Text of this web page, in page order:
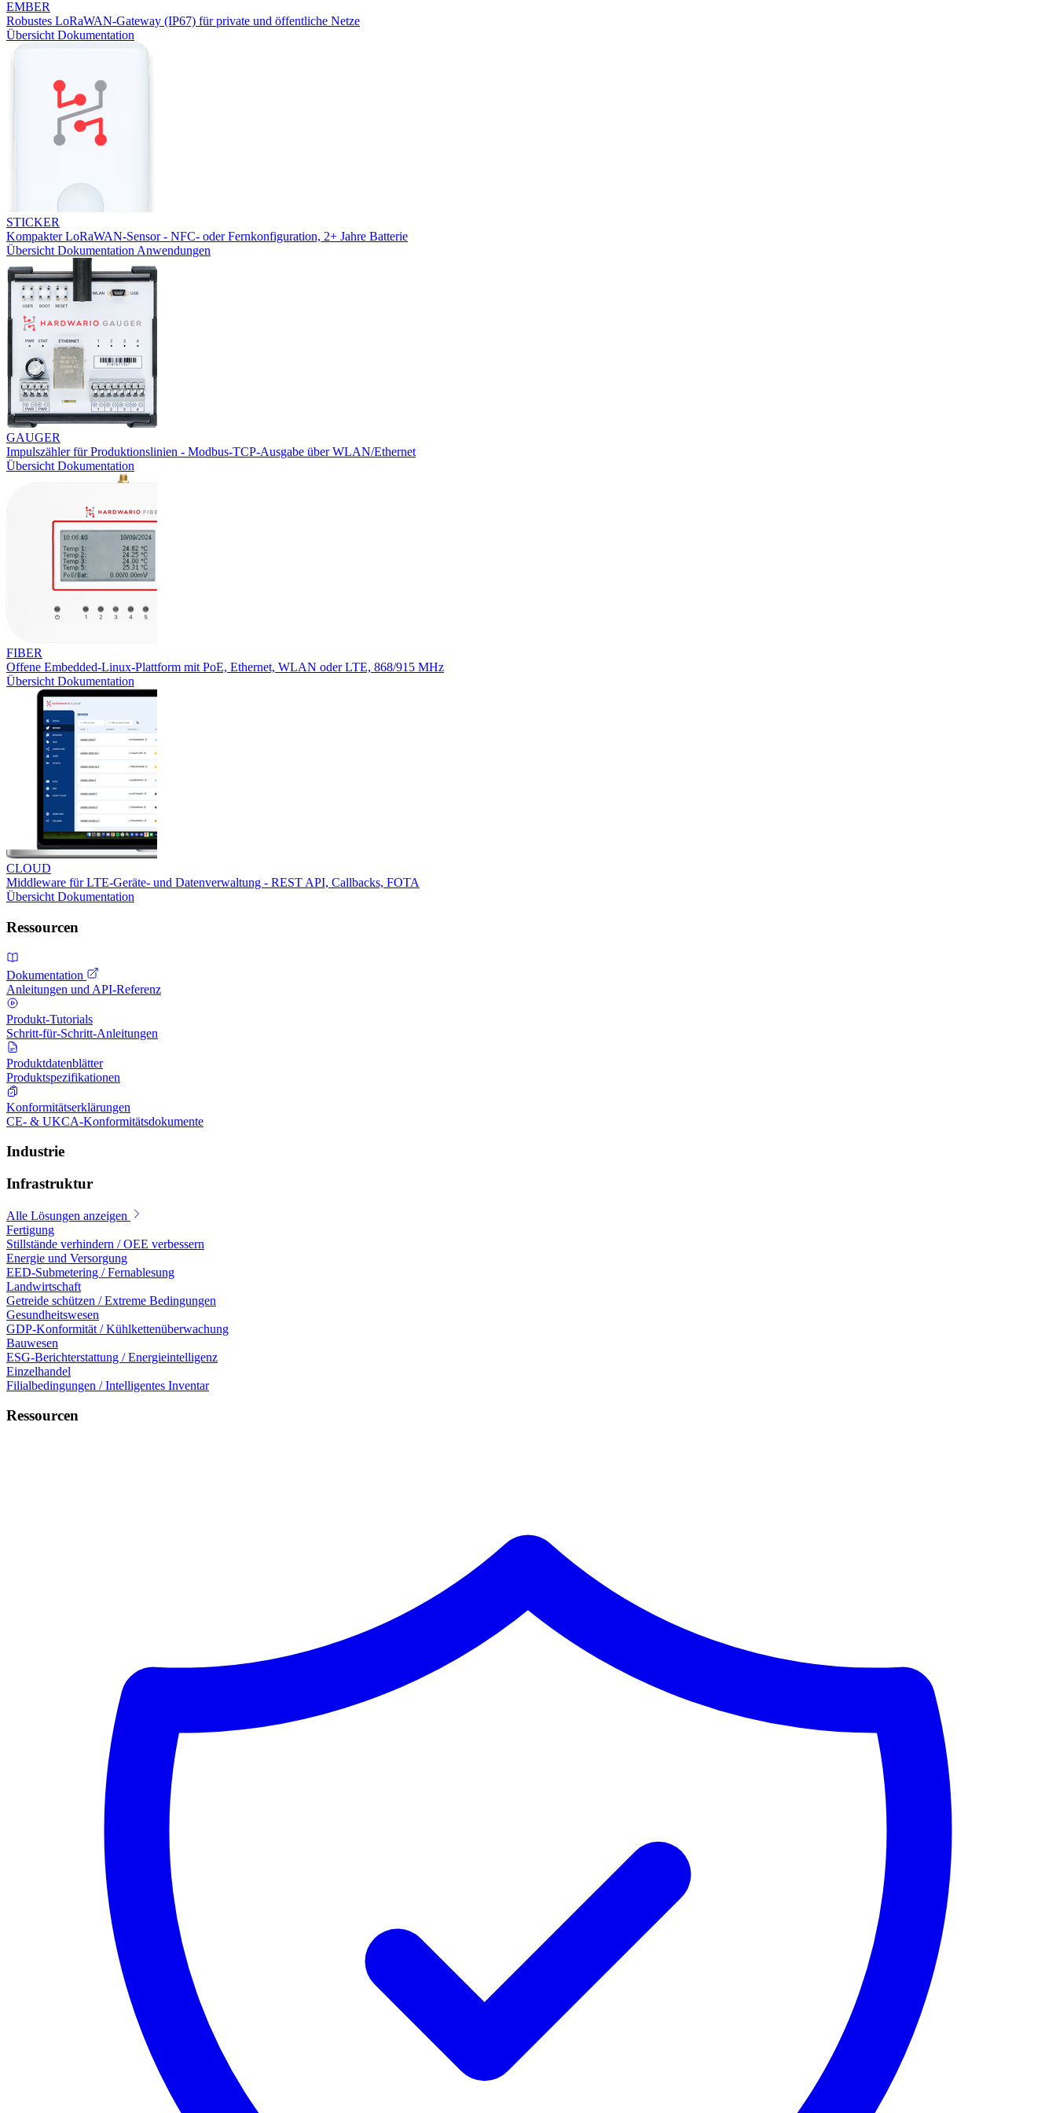
EMBER
Robustes LoRaWAN-Gateway (IP67) für private und öffentliche Netze
Übersicht Dokumentation
STICKER
Kompakter LoRaWAN-Sensor - NFC- oder Fernkonfiguration, 2+ Jahre Batterie
Übersicht Dokumentation Anwendungen
GAUGER
Impulszähler für Produktionslinien - Modbus-TCP-Ausgabe über WLAN/Ethernet
Übersicht Dokumentation
FIBER
Offene Embedded-Linux-Plattform mit PoE, Ethernet, WLAN oder LTE, 868/915 MHz
Übersicht Dokumentation
CLOUD
Middleware für LTE-Geräte- und Datenverwaltung - REST API, Callbacks, FOTA
Übersicht Dokumentation
Ressourcen
Dokumentation
Anleitungen und API-Referenz
Produkt-Tutorials
Schritt-für-Schritt-Anleitungen
Produktdatenblätter
Produktspezifikationen
Konformitätserklärungen
CE- & UKCA-Konformitätsdokumente
Industrie
Infrastruktur
Alle Lösungen anzeigen
Fertigung
Stillstände verhindern / OEE verbessern
Energie und Versorgung
EED-Submetering / Fernablesung
Landwirtschaft
Getreide schützen / Extreme Bedingungen
Gesundheitswesen
GDP-Konformität / Kühlkettenüberwachung
Bauwesen
ESG-Berichterstattung / Energieintelligenz
Einzelhandel
Filialbedingungen / Intelligentes Inventar
Ressourcen